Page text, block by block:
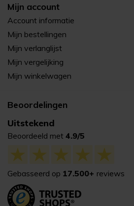
Mijn account
Account informatie
Mijn bestellingen
Mijn verlanglijst
Mijn vergelijking
Mijn winkelwagen
Beoordelingen
Uitstekend
Beoordeeld met 4.9/5
Gebasseerd op 17.500+ reviews